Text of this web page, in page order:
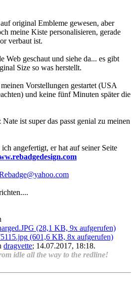
original Embleme gewesen, aber
meine Kiste personalisieren, gerade
verbaut ist.
Web geschaut und siehe da... es gibt
Size so was herstellt.
Vorstellungen gestartet (USA
und keine fünf Minuten später die
ist superdas passt genial zu meinen
angefertigt, er hat auf seiner Seite
(28,1 KB, 9x aufgerufen)
(601,6 KB, 8x aufgerufen)
dragvette; 14.07.2017, 18:18.
idle all the way to the redline!